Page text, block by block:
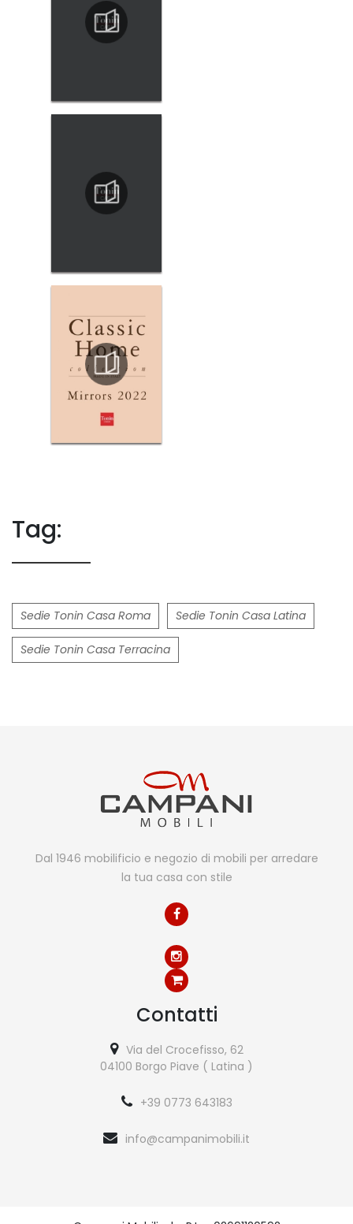
Tag:
Sedie Tonin Casa Roma Sedie Tonin Casa Latina
Sedie Tonin Casa Terracina
Dal 1946 mobilificio e negozio di mobili per arredare
la tua casa con stile
Contatti
Via del Crocefisso, 62
04100 Borgo Piave ( Latina )
+39 0773 643183
info@campanimobili.it